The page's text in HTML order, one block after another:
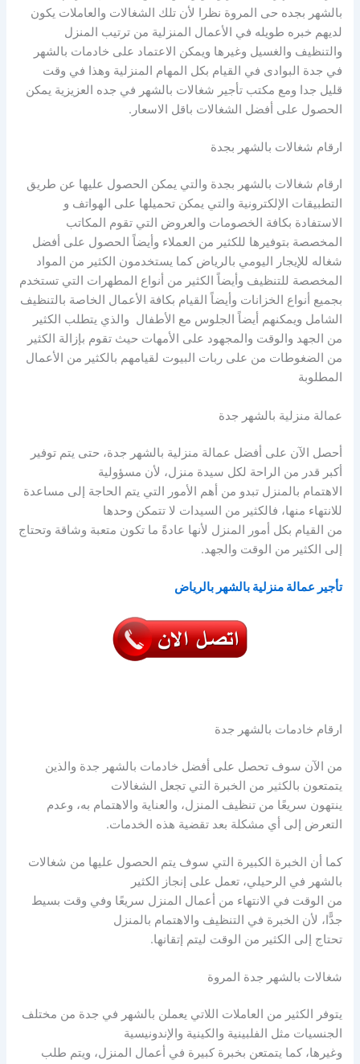
بالشهر بجده حى المروة نظرا لأن تلك الشغالات والعاملات يكون
لديهم خبره طويله في الأعمال المنزلية من ترتيب المنزل
والتنظيف والغسيل وغيرها ويمكن الاعتماد على خادمات بالشهر
في جدة البوادى في القيام بكل المهام المنزلية وهذا في وقت
قليل جدا ومع مكتب تأجير شغالات بالشهر في جده العزيزية يمكن
الحصول على أفضل الشغالات باقل الاسعار.
ارقام شغالات بالشهر بجدة
ارقام شغالات بالشهر بجدة والتي يمكن الحصول عليها عن طريق
التطبيقات الإلكترونية والتي يمكن تحميلها على الهواتف و
الاستفادة بكافة الخصومات والعروض التي تقوم المكاتب
المخصصة بتوفيرها للكثير من العملاء وأيضاً الحصول على أفضل
شغاله للإيجار اليومي بالرياض كما يستخدمون الكثير من المواد
المخصصة للتنظيف وأيضاً الكثير من أنواع المطهرات التي تستخدم
بجميع أنواع الخزانات وأيضاً القيام بكافة الأعمال الخاصة بالتنظيف
الشامل ويمكنهم أيضاً الجلوس مع الأطفال والذي يتطلب الكثير
من الجهد والوقت والمجهود على الأمهات حيث تقوم بإزالة الكثير
من الضغوطات من على ربات البيوت لقيامهم بالكثير من الأعمال
المطلوبة
عمالة منزلية بالشهر جدة
أحصل الآن على أفضل عمالة منزلية بالشهر جدة، حتى يتم توفير
أكبر قدر من الراحة لكل سيدة منزل، لأن مسؤولية
الاهتمام بالمنزل تبدو من أهم الأمور التي يتم الحاجة إلى مساعدة
للانتهاء منها، فالكثير من السيدات لا تتمكن وحدها
من القيام بكل أمور المنزل لأنها عادةً ما تكون متعبة وشاقة وتحتاج
إلى الكثير من الوقت والجهد.
تأجير عمالة منزلية بالشهر بالرياض
ارقام خادمات بالشهر جدة
من الآن سوف تحصل على أفضل خادمات بالشهر جدة والذين
يتمتعون بالكثير من الخبرة التي تجعل الشغالات
ينتهون سريعًا من تنظيف المنزل، والعناية والاهتمام به، وعدم
التعرض إلى أي مشكلة بعد تقضية هذه الخدمات.
كما أن الخبرة الكبيرة التي سوف يتم الحصول عليها من شغالات
بالشهر في الرحيلي، تعمل على إنجاز الكثير
من الوقت في الانتهاء من أعمال المنزل سريعًا وفي وقت بسيط
جدًّا، لأن الخبرة في التنظيف والاهتمام بالمنزل
تحتاج إلى الكثير من الوقت ليتم إتقانها.
شغالات بالشهر جدة المروة
يتوفر الكثير من العاملات اللاتي يعملن بالشهر في جدة من مختلف
الجنسيات مثل الفلبينية والكينية والإندونيسية
وغيرها، كما يتمتعن بخبرة كبيرة في أعمال المنزل، ويتم طلب